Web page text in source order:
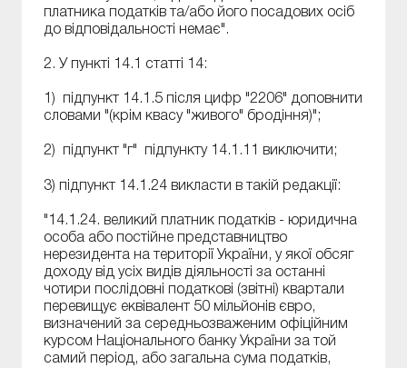
платника податків та/або його посадових осіб
до відповідальності немає".
2. У пункті 14.1 статті 14:
1) підпункт 14.1.5 після цифр "2206" доповнити
словами "(крім квасу "живого" бродіння)";
2) підпункт "г" підпункту 14.1.11 виключити;
3) підпункт 14.1.24 викласти в такій редакції:
"14.1.24. великий платник податків - юридична
особа або постійне представництво
нерезидента на території України, у якої обсяг
доходу від усіх видів діяльності за останні
чотири послідовні податкові (звітні) квартали
перевищує еквівалент 50 мільйонів євро,
визначений за середньозваженим офіційним
курсом Національного банку України за той
самий період, або загальна сума податків,